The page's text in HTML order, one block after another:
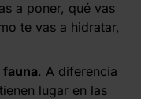
a poner, qué vas
te vas a hidratar,
. A diferencia
lugar en las